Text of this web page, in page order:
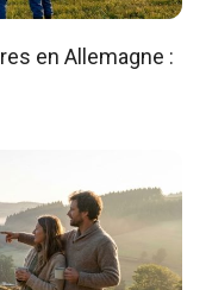
en Allemagne :